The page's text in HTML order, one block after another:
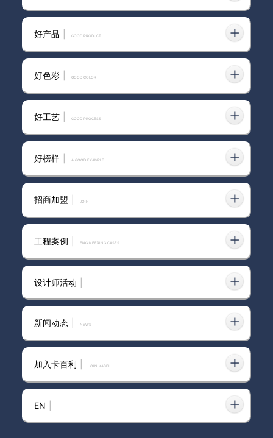
2025-02-27
替你们试过了！微晶水泥艺术漆真的
2025-02-13
墙面质感，平价实用又环保！
纠结微水泥价格？卡百利微晶水泥平
替，哑光斑驳质感更适合原木风、极
简风装修
2025-04-09
极简风装修想出彩？全屋选卡百利蛋
壳光艺术漆，高级又好打理的墙面真
2023-11-17
28岁住进梦中情屋！多亏艺术漆实现
我的极简风装修
2024-07-03
谁能拒绝全屋艺术漆？这极简风装修
好产品 GOOD PRODUCT
好色彩 GOOD COLOR
好工艺 GOOD PROCESS
好榜样 A GOOD EXAMPLE
招商加盟 join
工程案例 ENGINEERING CASES
设计师活动
新闻动态 news
加入卡百利 JOIN KABEL
EN